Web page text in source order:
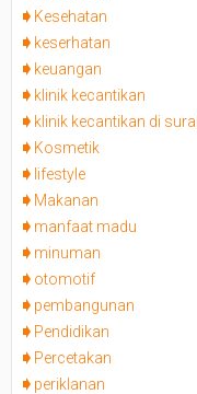
Kesehatan
keserhatan
keuangan
klinik kecantikan
klinik kecantikan di
Kosmetik
lifestyle
Makanan
manfaat madu
minuman
otomotif
pembangunan
Pendidikan
Percetakan
periklanan